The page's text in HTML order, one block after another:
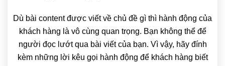
Dù bài content được viết về chủ đề gì thì hành động của
khách hàng là vô cùng quan trọng. Bạn không thể để
người đọc lướt qua bài viết của bạn. Vì vậy, hãy đính
kèm những lời kêu gọi hành động để khách hàng biết